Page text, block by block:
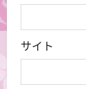
サイト